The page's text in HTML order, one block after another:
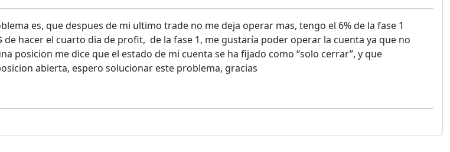
es, que despues de mi ultimo trade no me deja operar mas, tengo el 6% de la fase 1
hacer el cuarto dia de profit, de la fase 1, me gustaría poder operar la cuenta ya que no
me dice que el estado de mi cuenta se ha fijado como “solo cerrar”, y que
abierta, espero solucionar este problema, gracias